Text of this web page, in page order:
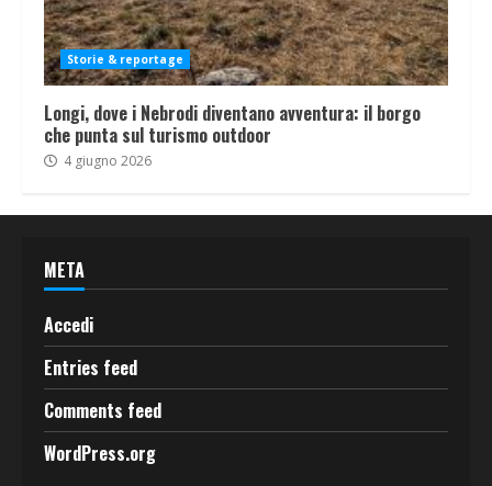
Storie & reportage
Longi, dove i Nebrodi diventano avventura: il borgo
che punta sul turismo outdoor
4 giugno 2026
META
Accedi
Entries feed
Comments feed
WordPress.org